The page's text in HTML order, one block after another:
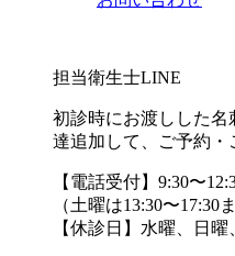
担当衛生士LINE
初診時にお渡しした名
達追加して、ご予約・
【電話受付】9:30〜
（土曜は13:30〜17:30
【休診日】水曜、日曜